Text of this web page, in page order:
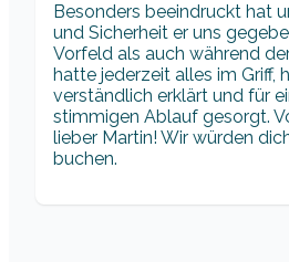
Besonders beeindruckt hat
und Sicherheit er uns
Vorfeld als auch während
hatte jederzeit alles im Griff,
verständlich erklärt und für
stimmigen Ablauf gesorgt.
lieber Martin! Wir würden
buchen.